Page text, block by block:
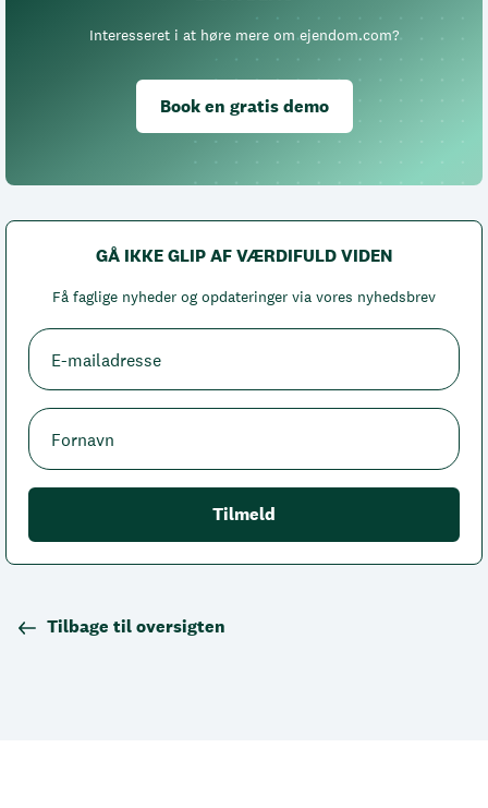
Interesseret i at høre mere om ejendom.com?
Book en gratis demo
GÅ IKKE GLIP AF VÆRDIFULD VIDEN
Få faglige nyheder og opdateringer via vores nyhedsbrev
Tilbage til oversigten